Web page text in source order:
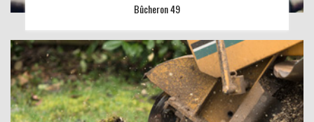
Bûcheron 49